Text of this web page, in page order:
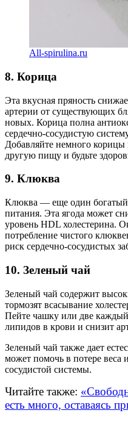
All-spirulina.ru
8. Корица
Эта вкусная пряность
артерии от существующих
новых. Корица полна
сердечно-сосудистую
Добавляйте немного
другую пищу и будьте
9. Клюква
Клюква — еще один богатый
питания. Эта ягода может
уровень HDL холестерина.
потребление чистого
риск сердечно-сосудистых
10. Зеленый чай
Зеленый чай содержит
тормозят всасывание
Пейте чашку или две
липидов в крови и снизит
Зеленый чай также дает
может помочь в потере веса
сосудистой системы.
Читайте также:
есть много, оставаясь